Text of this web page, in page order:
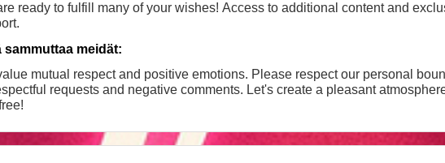
ready to fulfill many of your wishes! Access to additional content and
sammuttaa meidät:
mutual respect and positive emotions. Please respect our personal
requests and negative comments. Let's create a pleasant